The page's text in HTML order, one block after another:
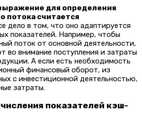
для определения
потока считается
дело в том, что оно адаптируется
показателей. Например, чтобы
поток от основной деятельности,
во внимание поступления и затраты
А если есть необходимость
финансовый оборот, из
с инвестиционной деятельностью,
затраты.
показателей кэш-